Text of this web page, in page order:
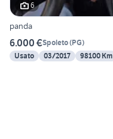
6
panda
6.000 €Spoleto(PG)
Usato
03/2017 98100 Km